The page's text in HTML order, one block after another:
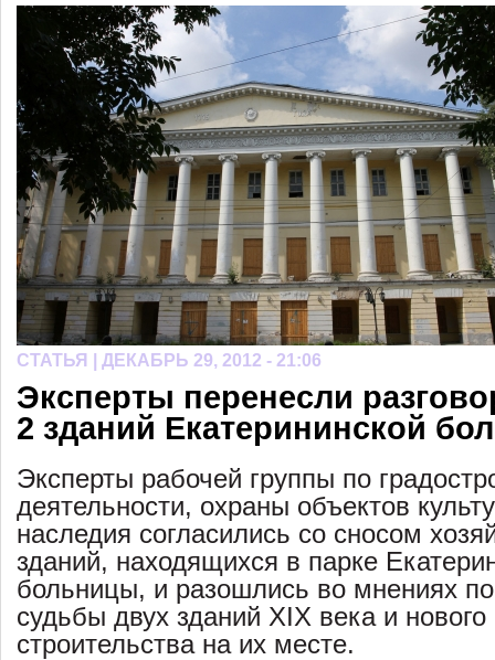
СТАТЬЯ | ДЕКАБРЬ 29, 2012 - 21:06
Эксперты перенесли
2 зданий Екатерининской
Эксперты рабочей группы по
деятельности, охраны объектов
наследия согласились со сносом
зданий, находящихся в парке
больницы, и разошлись во мнениях
судьбы двух зданий XIX века и нового
строительства на их месте.